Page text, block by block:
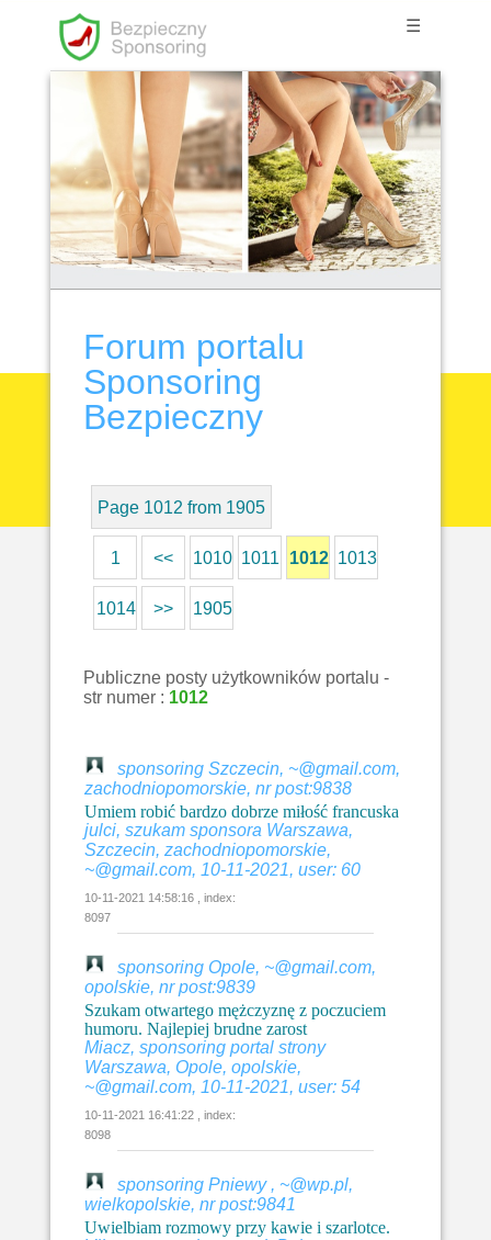
☰
Forum portalu
Sponsoring
Bezpieczny
Page 1012 from 1905
1 << 1010 1011 1012 1013
1014 >> 1905
Publiczne posty użytkowników portalu -
str numer : 1012
sponsoring Szczecin, ~@gmail.com,
zachodniopomorskie, nr post:9838
Umiem robić bardzo dobrze miłość francuska
julci, szukam sponsora Warszawa,
Szczecin, zachodniopomorskie,
~@gmail.com, 10-11-2021, user: 60
10-11-2021 14:58:16 , index:
8097
sponsoring Opole, ~@gmail.com,
opolskie, nr post:9839
Szukam otwartego mężczyznę z poczuciem
humoru. Najlepiej brudne zarost
Miacz, sponsoring portal strony
Warszawa, Opole, opolskie,
~@gmail.com, 10-11-2021, user: 54
10-11-2021 16:41:22 , index:
8098
sponsoring Pniewy , ~@wp.pl,
wielkopolskie, nr post:9841
Uwielbiam rozmowy przy kawie i szarlotce.